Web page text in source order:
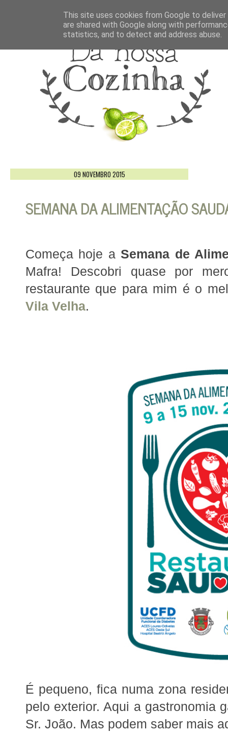
09 NOVEMBRO 2015
SEMANA DA ALIMENTAÇÃO
Começa hoje a Semana de
Mafra! Descobri quase por
restaurante que para mim é o
Vila Velha.
É pequeno, fica numa zona
pelo exterior. Aqui a gastronomia
Sr. João. Mas podem saber mais
This site uses cookies from Google to
are shared with Google along with
statistics, and to detect and address abuse.